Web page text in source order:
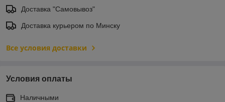
Доставка "Самовывоз"
Доставка курьером по Минску
Все условия доставки
Условия оплаты
Наличными